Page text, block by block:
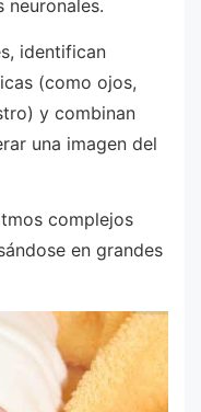
identifican
(como ojos,
y combinan
una imagen del
complejos
en grandes